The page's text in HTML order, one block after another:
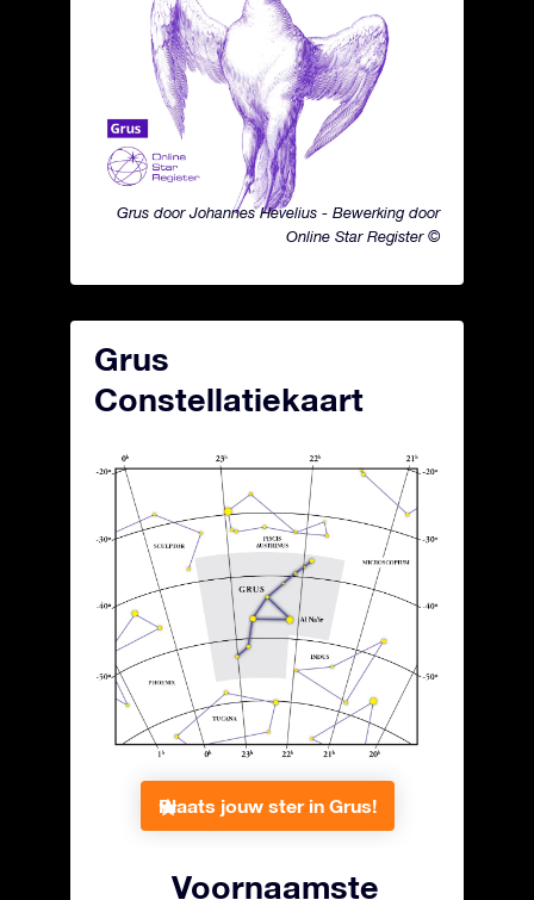
Grus door Johannes Hevelius - Bewerking door
Online Star Register ©
Grus
Constellatiekaart
Plaats jouw ster in Grus!
Voornaamste